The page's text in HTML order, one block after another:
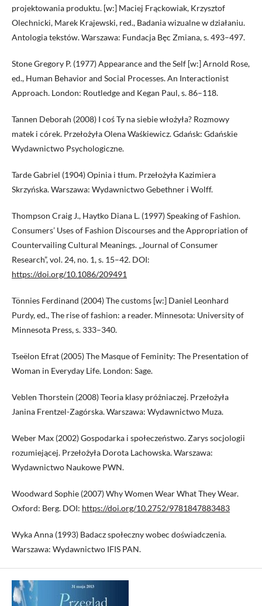
projektowania produktu. [w:] Maciej Frąckowiak, Krzysztof
Olechnicki, Marek Krajewski, red., Badania wizualne w działaniu.
Antologia tekstów. Warszawa: Fundacja Bęc Zmiana, s. 493–497.
Stone Gregory P. (1977) Appearance and the Self [w:] Arnold Rose,
ed., Human Behavior and Social Processes. An Interactionist
Approach. London: Routledge and Kegan Paul, s. 86–118.
Tannen Deborah (2008) I coś Ty na siebie włożyła? Rozmowy
matek i córek. Przełożyła Olena Waśkiewicz. Gdańsk: Gdańskie
Wydawnictwo Psychologiczne.
Tarde Gabriel (1904) Opinia i tłum. Przełożyła Kazimiera
Skrzyńska. Warszawa: Wydawnictwo Gebethner i Wolff.
Thompson Craig J., Haytko Diana L. (1997) Speaking of Fashion.
Consumers’ Uses of Fashion Discourses and the Appropriation of
Countervailing Cultural Meanings. „Journal of Consumer
Research”, vol. 24, no. 1, s. 15–42. DOI:
https://doi.org/10.1086/209491
Tönnies Ferdinand (2004) The customs [w:] Daniel Leonhard
Purdy, ed., The rise of fashion: a reader. Minnesota: University of
Minnesota Press, s. 333–340.
Tseëlon Efrat (2005) The Masque of Feminity: The Presentation of
Woman in Everyday Life. London: Sage.
Veblen Thorstein (2008) Teoria klasy próżniaczej. Przełożyła
Janina Frentzel-Zagórska. Warszawa: Wydawnictwo Muza.
Weber Max (2002) Gospodarka i społeczeństwo. Zarys socjologii
rozumiejącej. Przełożyła Dorota Lachowska. Warszawa:
Wydawnictwo Naukowe PWN.
Woodward Sophie (2007) Why Women Wear What They Wear.
Oxford: Berg. DOI: https://doi.org/10.2752/9781847883483
Wyka Anna (1993) Badacz społeczny wobec doświadczenia.
Warszawa: Wydawnictwo IFIS PAN.